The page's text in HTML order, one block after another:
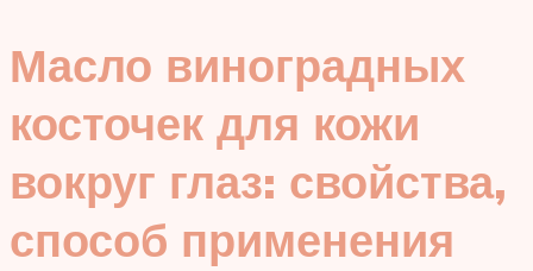
Масло виноградных
косточек для кожи
вокруг глаз: свойства,
способ применения